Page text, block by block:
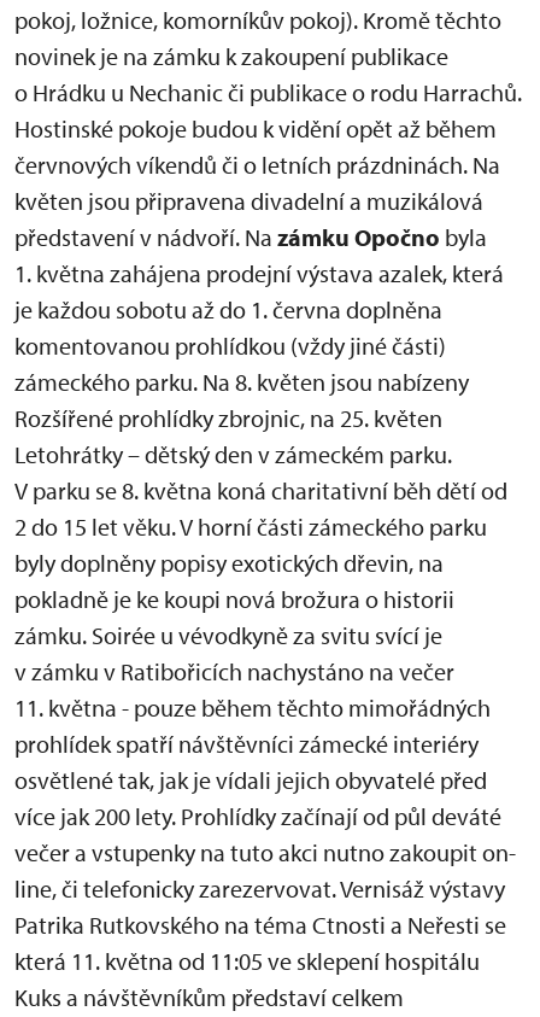
pokoj, ložnice, komorníkův pokoj). Kromě těchto
novinek je na zámku k zakoupení publikace
o Hrádku u Nechanic či publikace o rodu Harrachů.
Hostinské pokoje budou k vidění opět až během
červnových víkendů či o letních prázdninách. Na
květen jsou připravena divadelní a muzikálová
představení v nádvoří. Na zámku Opočno byla
1. května zahájena prodejní výstava azalek, která
je každou sobotu až do 1. června doplněna
komentovanou prohlídkou (vždy jiné části)
zámeckého parku. Na 8. květen jsou nabízeny
Rozšířené prohlídky zbrojnic, na 25. květen
Letohrátky – dětský den v zámeckém parku.
V parku se 8. května koná charitativní běh dětí od
2 do 15 let věku. V horní části zámeckého parku
byly doplněny popisy exotických dřevin, na
pokladně je ke koupi nová brožura o historii
zámku. Soirée u vévodkyně za svitu svící je
v zámku v Ratibořicích nachystáno na večer
11. května - pouze během těchto mimořádných
prohlídek spatří návštěvníci zámecké interiéry
osvětlené tak, jak je vídali jejich obyvatelé před
více jak 200 lety. Prohlídky začínají od půl deváté
večer a vstupenky na tuto akci nutno zakoupit on-
line, či telefonicky zarezervovat. Vernisáž výstavy
Patrika Rutkovského na téma Ctnosti a Neřesti se
která 11. května od 11:05 ve sklepení hospitálu
Kuks a návštěvníkům představí celkem